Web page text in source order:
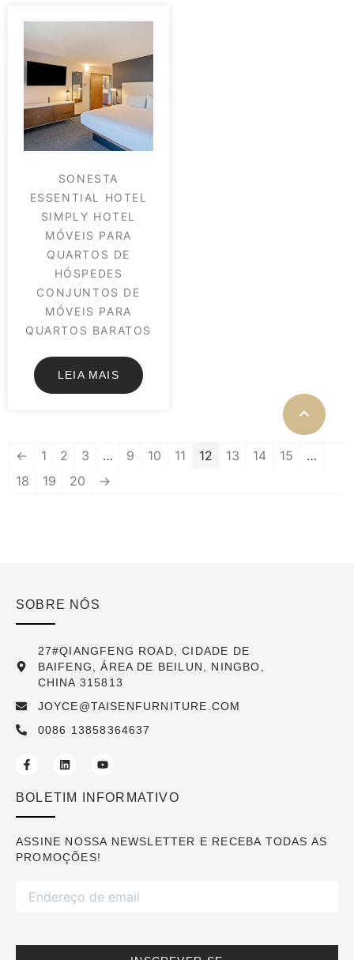
SONESTA
ESSENTIAL HOTEL
SIMPLY HOTEL
MÓVEIS PARA
QUARTOS DE
HÓSPEDES
CONJUNTOS DE
MÓVEIS PARA
QUARTOS BARATOS
LEIA MAIS
← 1 2 3 … 9 10 11 12 13 14 15
…
18
19 20 →
SOBRE NÓS
27#QIANGFENG ROAD, CIDADE DE
BAIFENG, ÁREA DE BEILUN, NINGBO,
CHINA 315813
JOYCE@TAISENFURNITURE.COM
0086 13858364637
BOLETIM INFORMATIVO
ASSINE NOSSA NEWSLETTER E RECEBA TODAS AS
PROMOÇÕES!